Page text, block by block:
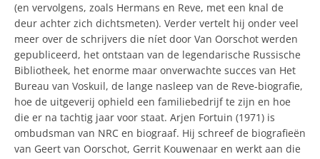
(en vervolgens, zoals Hermans en Reve, met een knal de
deur achter zich dichtsmeten). Verder vertelt hij onder veel
meer over de schrijvers die níet door Van Oorschot werden
gepubliceerd, het ontstaan van de legendarische Russische
Bibliotheek, het enorme maar onverwachte succes van Het
Bureau van Voskuil, de lange nasleep van de Reve-biografie,
hoe de uitgeverij ophield een familiebedrijf te zijn en hoe
die er na tachtig jaar voor staat. Arjen Fortuin (1971) is
ombudsman van NRC en biograaf. Hij schreef de biografieën
van Geert van Oorschot, Gerrit Kouwenaar en werkt aan die